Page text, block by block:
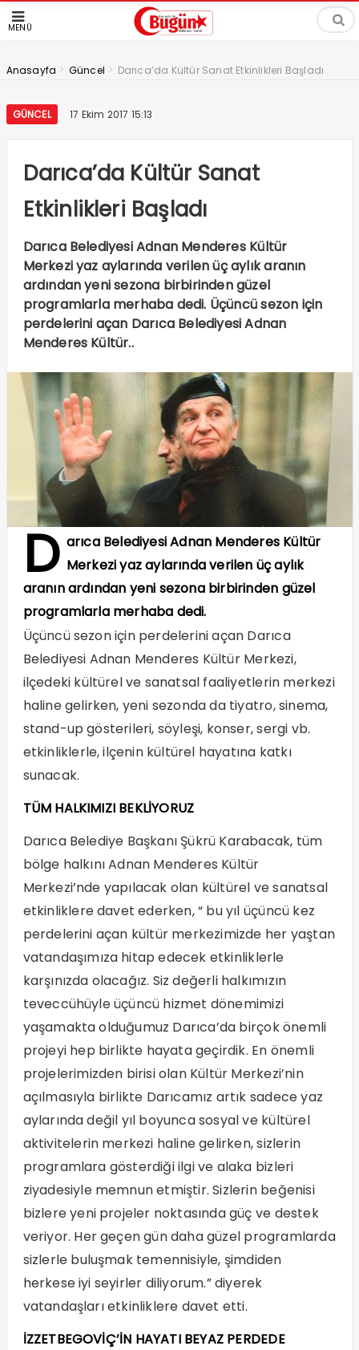
MENÜ
Anasayfa > Güncel > Darıca’da Kültür Sanat Etkinlikleri Başladı
GÜNCEL 17 Ekim 2017 15:13
Darıca’da Kültür Sanat
Etkinlikleri Başladı
Darıca Belediyesi Adnan Menderes Kültür
Merkezi yaz aylarında verilen üç aylık aranın
ardından yeni sezona birbirinden güzel
programlarla merhaba dedi. Üçüncü sezon için
perdelerini açan Darıca Belediyesi Adnan
Menderes Kültür..
D arıca Belediyesi Adnan Menderes Kültür
Merkezi yaz aylarında verilen üç aylık
aranın ardından yeni sezona birbirinden güzel
programlarla merhaba dedi.
Üçüncü sezon için perdelerini açan Darıca
Belediyesi Adnan Menderes Kültür Merkezi,
ilçedeki kültürel ve sanatsal faaliyetlerin merkezi
haline gelirken, yeni sezonda da tiyatro, sinema,
stand-up gösterileri, söyleşi, konser, sergi vb.
etkinliklerle, ilçenin kültürel hayatına katkı
sunacak.
TÜM HALKIMIZI BEKLİYORUZ
Darıca Belediye Başkanı Şükrü Karabacak, tüm
bölge halkını Adnan Menderes Kültür
Merkezi’nde yapılacak olan kültürel ve sanatsal
etkinliklere davet ederken, “ bu yıl üçüncü kez
perdelerini açan kültür merkezimizde her yaştan
vatandaşımıza hitap edecek etkinliklerle
karşınızda olacağız. Siz değerli halkımızın
teveccühüyle üçüncü hizmet dönemimizi
yaşamakta olduğumuz Darıca’da birçok önemli
projeyi hep birlikte hayata geçirdik. En önemli
projelerimizden birisi olan Kültür Merkezi’nin
açılmasıyla birlikte Darıcamız artık sadece yaz
aylarında değil yıl boyunca sosyal ve kültürel
aktivitelerin merkezi haline gelirken, sizlerin
programlara gösterdiği ilgi ve alaka bizleri
ziyadesiyle memnun etmiştir. Sizlerin beğenisi
bizlere yeni projeler noktasında güç ve destek
veriyor. Her geçen gün daha güzel programlarda
sizlerle buluşmak temennisiyle, şimdiden
herkese iyi seyirler diliyorum.” diyerek
vatandaşları etkinliklere davet etti.
İZZETBEGOVİÇ’İN HAYATI BEYAZ PERDEDE